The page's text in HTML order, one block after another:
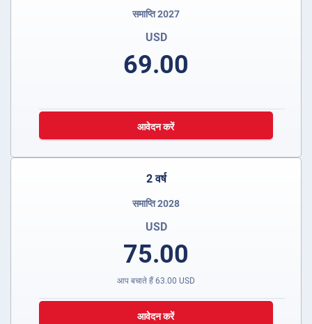
समाप्ति 2027
USD
69.00
आवेदन करें
2 वर्ष
समाप्ति 2028
USD
75.00
आप बचाते हैं 63.00 USD
आवेदन करें